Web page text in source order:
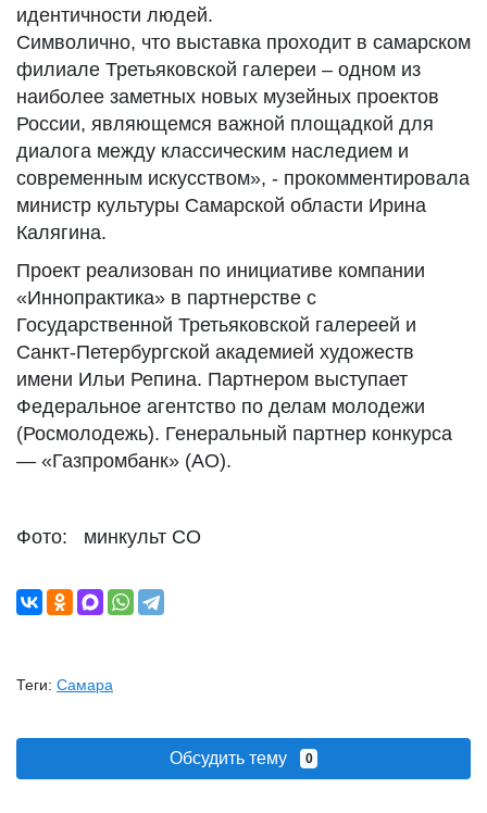
идентичности людей.
Символично, что выставка проходит в самарском
филиале Третьяковской галереи – одном из
наиболее заметных новых музейных проектов
России, являющемся важной площадкой для
диалога между классическим наследием и
современным искусством», - прокомментировала
министр культуры Самарской области Ирина
Калягина.
Проект реализован по инициативе компании
«Иннопрактика» в партнерстве с
Государственной Третьяковской галереей и
Санкт-Петербургской академией художеств
имени Ильи Репина. Партнером выступает
Федеральное агентство по делам молодежи
(Росмолодежь). Генеральный партнер конкурса
— «Газпромбанк» (АО).
Фото: минкульт СО
Теги: Самара
Обсудить тему 0